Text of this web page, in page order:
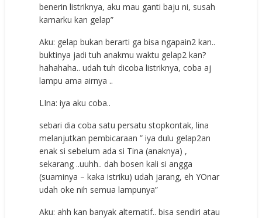
benerin listriknya, aku mau ganti baju ni, susah
kamarku kan gelap”
Aku: gelap bukan berarti ga bisa ngapain2 kan..
buktinya jadi tuh anakmu waktu gelap2 kan?
hahahaha.. udah tuh dicoba listriknya, coba aj
lampu ama airnya ..
LIna: iya aku coba..
sebari dia coba satu persatu stopkontak, lina
melanjutkan pembicaraan ” iya dulu gelap2an
enak si sebelum ada si Tina (anaknya) ,
sekarang ..uuhh.. dah bosen kali si angga
(suaminya – kaka istriku) udah jarang, eh YOnar
udah oke nih semua lampunya”
Aku: ahh kan banyak alternatif.. bisa sendiri atau